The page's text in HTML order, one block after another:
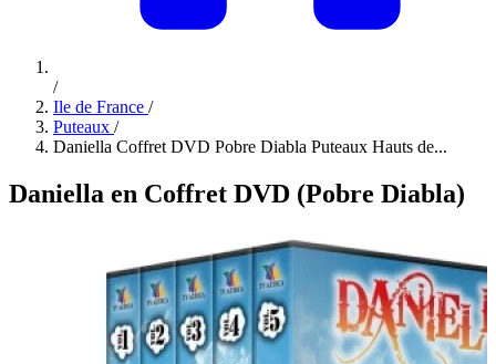
/
Ile de France /
Puteaux /
Daniella Coffret DVD Pobre Diabla Puteaux Hauts de...
Daniella en Coffret DVD (Pobre Diabla)